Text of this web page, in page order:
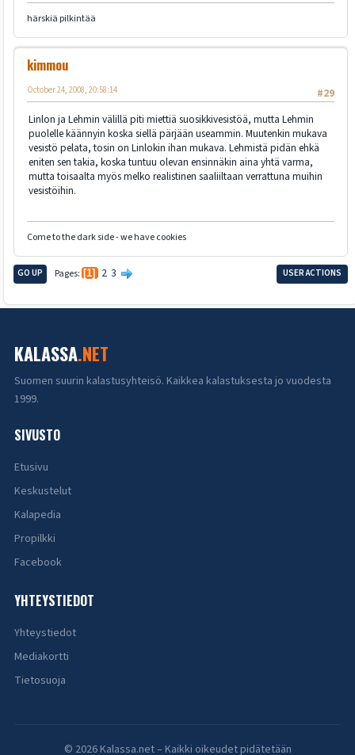
härskiä pilkintää
kimmou
#29
October 24, 2008, 20:58:14
Linlon ja Lehmin välillä piti miettiä suosikkivesistöä, mutta Lehmin
puolelle käännyin koska siellä pärjään useammin. Muutenkin mukava
vesistö pelata, tosin on Linlokin ihan mukava. Lehmistä pidän ehkä
eniten sen takia, koska tuntuu olevan ensinnäkin aina yhtä varma,
mutta toisaalta myös melko realistinen saaliiltaan verrattuna muihin
vesistöihin.
Come to the dark side - we have cookies
GO UP Pages 1 2 3 USER ACTIONS
KALASSA.NET
Suomen suurin kalastusyhteisö. Kaikkea kalastuksesta jo vuodesta
1999.
SIVUSTO
Etusivu
Keskustelut
Kalapedia
Propilkki
Facebook
YHTEYSTIEDOT
Yhteystiedot
Mediakortti
Tietosuoja
© 2026 Kalassa.net – Kaikki oikeudet pidätetään